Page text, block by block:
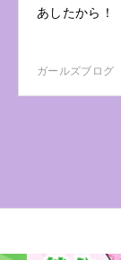
あしたから！
ガールズブログ